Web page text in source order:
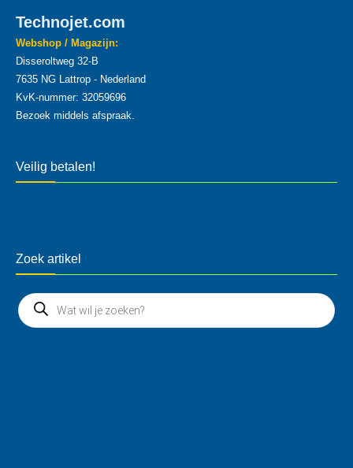
Technojet.com
Webshop / Magazijn:
Disseroltweg 32-B
7635 NG Lattrop - Nederland
KvK-nummer: 32059696
Bezoek middels afspraak.
Veilig betalen!
Zoek artikel